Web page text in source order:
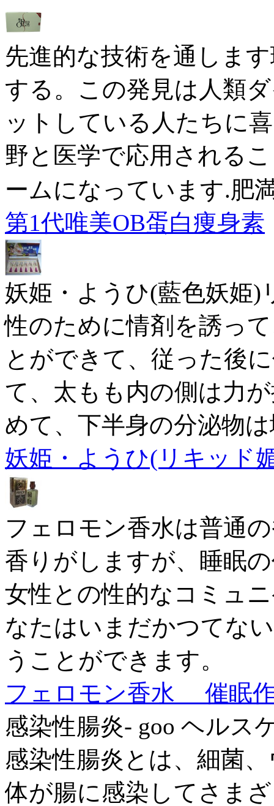
先進的な技術を通しま
する。この発見は人類
ットしている人たちに
野と医学で応用される
ームになっています.肥
第1代唯美OB蛋白痩身素
妖姫・ようひ(藍色妖姫)
性のために情剤を誘っ
とができて、従った後
て、太もも内の側は力
めて、下半身の分泌物
妖姫・ようひ(リキッド
フェロモン香水は普通
香りがしますが、睡眠
女性との性的なコミュ
なたはいまだかつてな
うことができます。
フェロモン香水 催眠
感染性腸炎- goo ヘルス
感染性腸炎とは、細菌
体が腸に感染してさま